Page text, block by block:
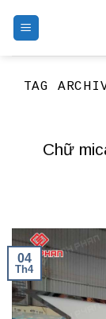
TAG
Chữ
04
Th4